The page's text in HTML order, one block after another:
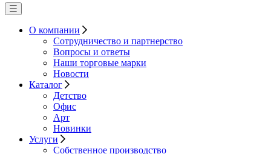
О компании
Сотрудничество и партнерство
Вопросы и ответы
Наши торговые марки
Новости
Каталог
Детство
Офис
Арт
Новинки
Услуги
Собственное производство